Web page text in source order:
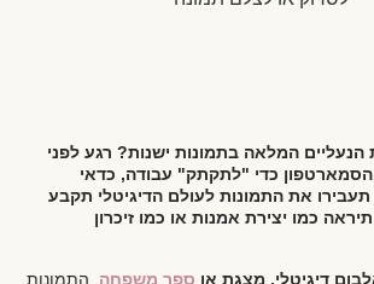
הנעליים המלאה בתמונות ישנות? רגע לפני
כדי "לתקתק" עבודה, כדאי
את התמונות לעולם הדיגיטלי תקבע
כמו יצירת אמנות או כמו זיכרון
דיגיטלי, מצגת או ספר משפחה , התמונות